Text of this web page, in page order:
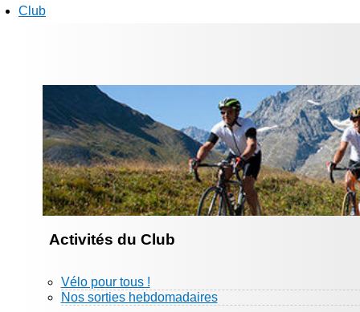
Club
Activités du Club
Vélo pour tous !
Nos sorties hebdomadaires